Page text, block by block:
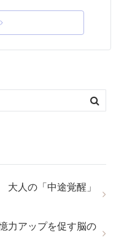
人の「中途覚醒」
力アップを促す脳の